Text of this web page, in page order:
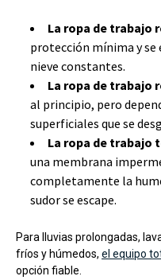
La ropa de trabajo
protección mínima y
nieve constantes.
La ropa de trabajo
al principio, pero
superficiales que se
La ropa de
una membrana
completamente la
sudor se escape.
Para lluvias prolongadas,
fríos y húmedos, el equipo
opción fiable.